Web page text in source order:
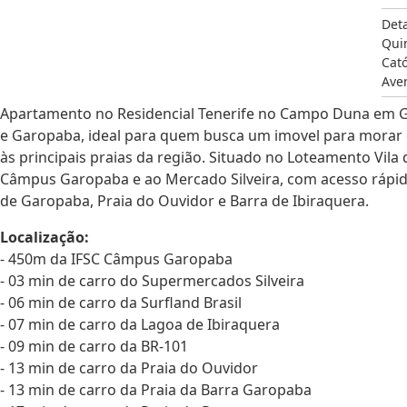
Apartamento no Residencial Tenerife no Campo Duna
e Garopaba, ideal para quem busca um imovel para
às principais praias da região. Situado no Loteamento
Câmpus Garopaba e ao Mercado Silveira, com acesso
de Garopaba, Praia do Ouvidor e Barra de Ibiraquera.
Localização:
- 450m da IFSC Câmpus Garopaba
- 03 min de carro do Supermercados Silveira
- 06 min de carro da Surfland Brasil
- 07 min de carro da Lagoa de Ibiraquera
- 09 min de carro da BR-101
- 13 min de carro da Praia do Ouvidor
- 13 min de carro da Praia da Barra Garopaba